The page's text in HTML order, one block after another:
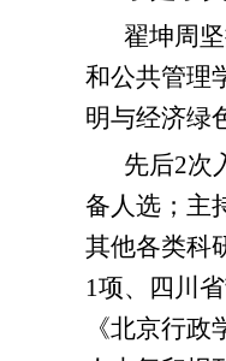
翟坤周
和公共管理
明与经济绿
先后2次
备人选；主
其他各类科
1项、四川
《北京行